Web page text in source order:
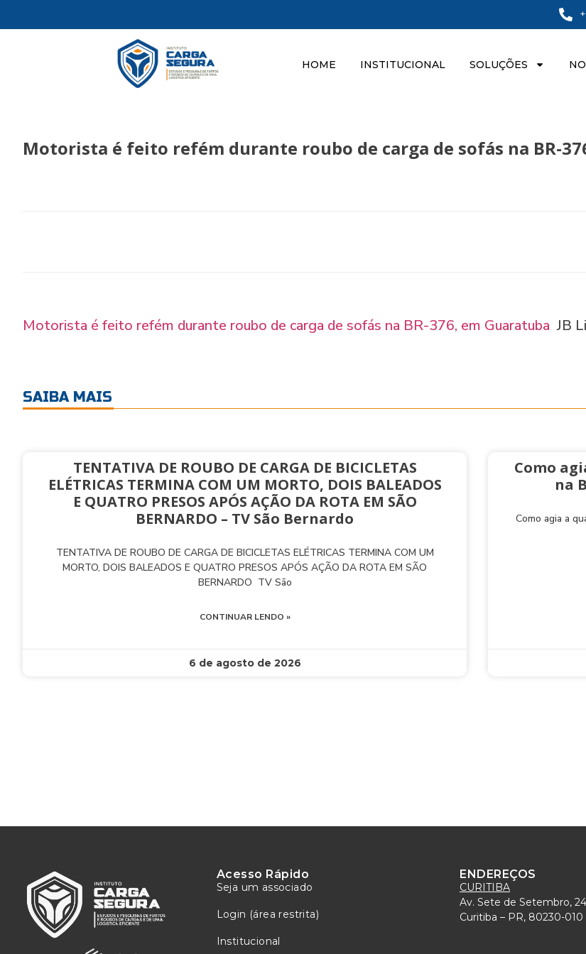
HOME INSTITUCIONAL SOLUÇÕES
Motorista é feito refém durante roubo de carga de sofás na BR-
Motorista é feito refém durante roubo de carga de sofás na BR-376, em Guaratuba JB
SAIBA MAIS
TENTATIVA DE ROUBO DE CARGA DE BICICLETAS
ELÉTRICAS TERMINA COM UM MORTO, DOIS BALEADOS
E QUATRO PRESOS APÓS AÇÃO DA ROTA EM SÃO
BERNARDO – TV São Bernardo
TENTATIVA DE ROUBO DE CARGA DE BICICLETAS ELÉTRICAS TERMINA COM UM
MORTO, DOIS BALEADOS E QUATRO PRESOS APÓS AÇÃO DA ROTA EM SÃO
BERNARDO TV São
CONTINUAR LENDO »
6 de agosto de 2026
Como
na
Como agia a
Acesso Rápido
Seja um associado
Login (área restrita)
Institucional
ENDEREÇOS
CURITIBA
Av. Sete de Setembro,
Curitiba – PR, 80230-010